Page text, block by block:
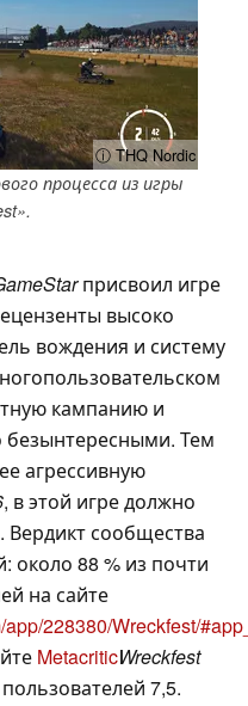
ⓘ THQ Nordic
процесса из игры
присвоил игре
высоко
вождения и систему
кампанию и
Тем
агрессивную
, в этой игре должно
Вердикт сообщества
около 88 % из почти
на сайте
228380/Wreckfest/
MetacriticWreckfest
7,5.